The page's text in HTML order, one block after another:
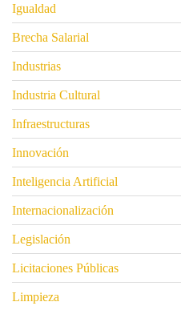
Igualdad
Brecha Salarial
Industrias
Industria Cultural
Infraestructuras
Innovación
Inteligencia Artificial
Internacionalización
Legislación
Licitaciones Públicas
Limpieza